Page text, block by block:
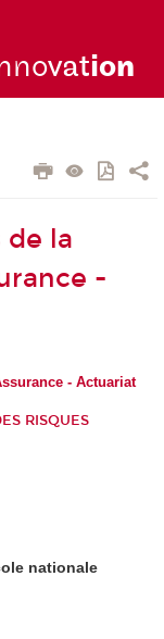
vation
de la
-
- Actuariat
RISQUES
nationale